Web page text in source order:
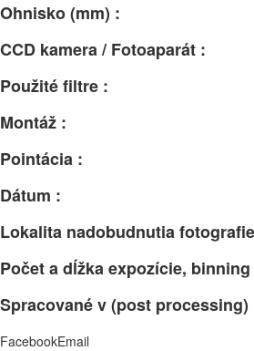
Ohnisko (mm) :
CCD kamera / Fotoaparát :
Použité filtre :
Montáž :
Pointácia :
Dátum :
Lokalita nadobudnutia
Počet a dĺžka expozície, binning
Spracované v (post processing)
FacebookEmail